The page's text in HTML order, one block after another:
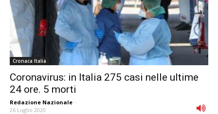
Cronaca Italia
Coronavirus: in Italia 275 casi nelle ultime
24 ore. 5 morti
Redazione Nazionale -
26 Luglio 2020